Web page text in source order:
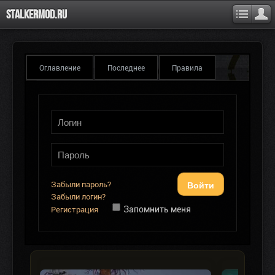
Stalkermod.ru
Оглавление Последнее Правила
Войти
Забыли пароль?
Забыли логин?
Регистрация
Запомнить меня